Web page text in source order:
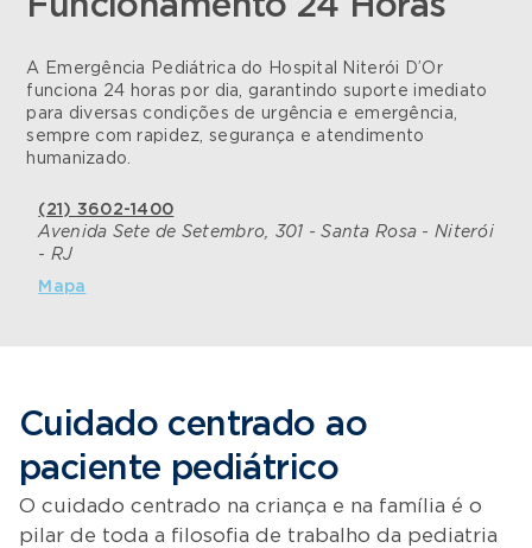
Funcionamento 24 Horas
A Emergência Pediátrica do Hospital Niterói D’Or
funciona 24 horas por dia, garantindo suporte imediato
para diversas condições de urgência e emergência,
sempre com rapidez, segurança e atendimento
humanizado.
(21) 3602-1400
Avenida Sete de Setembro, 301 - Santa Rosa - Niterói
- RJ
Mapa
Cuidado centrado ao
paciente pediátrico
O cuidado centrado na criança e na família é o
pilar de toda a filosofia de trabalho da pediatria